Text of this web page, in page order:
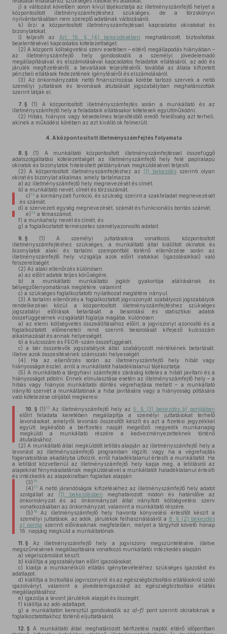
j) a változást követően soron kívül tájékoztatja az illetményszámfejtő helyet a
központosított illetményszámfejtéshez szükséges, de a törzskönyvi
nyilvántartásában nem szereplő adatának változásáról,
k) őrzi a központosított illetményszámfejtéssel kapcsolatos okiratokat és
bizonylatokat,
l) teljesíti az Art. 16. § (4) bekezdésében
meghatározott, biztosítottak
bejelentésével kapcsolatos kötelezettséget.
(2) A központi költségvetési szerv esetében – eltérő megállapodás hiányában –
az illetményszámfejtő hely gondoskodik a személyi jövedelemadó
megállapításával és elszámolásával kapcsolatos feladatok ellátásáról, az adó és
járulék megfizetéséről, a bevallások teljesítéséről, továbbá az általa kifizetett
pénzbeli ellátások fedezetének igényléséről és elszámolásáról.
(3) Az önkormányzatok nettó finanszírozása körébe tartozó szervek a nettó
személyi juttatások és levonások átutalását jogszabályban meghatározottak
szerint látják el.
7. § (1)
A központosított illetményszámfejtés során a munkáltató és az
illetményszámfejtő hely a feladataik ellátásakor kötelesek együttműködni.
(2) Hibás, hiányos vagy késedelmes teljesítésből eredő felelősség azt terheli,
akinek a működési körében az azt kiváltó ok felmerült.
4. A központosított illetményszámfejtés folyamata
8. § (1)
A munkáltató központosított illetményszámfejtéssel összefüggő
adatszolgáltatási kötelezettségét az illetményszámfejtő hely felé papíralapú
okiratok és bizonylatok hitelesített példányának megküldésével teljesíti.
(2) A központosított illetményszámfejtéshez az (1) bekezdés szerinti olyan
okirat és bizonylat alkalmas, amely tartalmazza
a) az illetményszámfejtő hely megnevezését és címét,
b) a munkáltató nevét, címét és törzsszámát,
c) 13a kormányzati funkció, és szükség szerint a szakfeladat megnevezését
és számát,
d) a szervezeti egység megnevezését, számát és funkcionális bontás számát,
e) 14a témaszámot,
f) a munkahely nevét és címét, és
g) a foglalkoztatott természetes személyazonosító adatait.
9. § (1) A személyi juttatásokra vonatkozó, központosított
illetményszámfejtéshez szükséges, a munkáltató által kiállított okiratok és
bizonylatok alaki és tartalmi szempontból történő ellenőrzése során az
illetményszámfejtő hely vizsgálja azok előírt iratokkal (igazolásokkal) való
felszereltségét.
(2) Az alaki ellenőrzés különösen
a) az előírt adatok teljes körűségére,
b) a munkáltató munkáltatói jogkör gyakorlója aláírásának és
bélyegzőlenyomatának meglétére, valamint
c) a szükséges foglalkoztatotti nyilatkozat meglétére irányul.
(3) A tartalmi ellenőrzés a foglalkoztatott jogviszonyát szabályozó jogszabályok
rendelkezései közül a központosított illetményszámfejtéshez szükséges
jogszabályi előírások betartását, a besorolási és statisztikai adatok
összefüggésének vizsgálatát foglalja magába, különösen
a) az elemi költségvetés összeállításához előírt, a jogviszonyt azonosító és a
foglalkoztatott előmeneteli rend szerinti besorolását kifejező kulcsszám
alkalmazását és annak helyességét,
b) a kulcsszám és FEOR-szám összefüggését,
c) a bér összetevők jogszabályok által szabályozott mértékének betartását,
illetve azok összesítésének számszaki helyességét.
(4) Ha az ellenőrzés során az illetményszámfejtő hely hibát vagy
hiányosságot észlel, arról a munkáltatót haladéktalanul tájékoztatja.
(5) A munkáltató a tárgyhavi számfejtés zárásáig köteles a hibát javítani és a
hiányosságot pótolni. Ennek elmulasztása esetén az illetményszámfejtő hely – a
hibás vagy hiányos munkáltatói döntés végrehajtása mellett – a munkáltató
irányító szervét a munkáltatónak a hiba javítására vagy a hiányosság pótlására
való kötelezése céljából megkeresi.
10. § (1) 15 Az illetményszámfejtő hely az5. § (3) bekezdésb) pontjában
előírt feladata keretében megállapítja a személyi juttatásokat terhelő
levonásokat, amelyről levonási összesítőt készít és azt a fizetési jegyzékkel
együtt legkésőbb a bérfizetés napját megelőző negyedik munkanapig
megküldi a munkáltató részére a kedvezményezetteknek történő
átutalásához.
(2) A munkáltató által megküldött letiltás alapján az illetményszámfejtő hely a
levonást az illetményszámfejtő programban rögzíti, vagy ha a végrehajtás
foganatosítása akadályba ütközik, erről haladéktalanul értesíti a munkáltatót. Ha
a letiltást közvetlenül az illetményszámfejtő hely kapja meg, a letiltásról az
alapokirat fénymásolatának megküldésével a munkáltatót haladéktalanul értesíti
és intézkedik az alapokiratban foglaltak alapján.
(3) 16
(4) 17A nettó járandóságok kifizetéséhez az illetményszámfejtő hely adatot
szolgáltat az (1) bekezdésben meghatározott módon és határidőre az
önkormányzat és az önkormányzat által irányított költségvetési szerv
vonatkozásában az önkormányzat, valamint a munkáltató részére.
(5) 18Az illetményszámfejtő hely havonta könyvelési értesítőt készít a
személyi juttatások, az adók, járulékok felhasználásáról a 8. § (2) bekezdés
e) pontja szerinti előírásoknak megfelelően, melyet a tárgyhót követő hónap
16. napjáig megküld a munkáltatónak.
11. § Az illetményszámfejtő hely a jogviszony megszüntetésére, illetve
megszűnésének megállapítására vonatkozó munkáltatói intézkedés alapján
a) végelszámolást készít,
b) kiállítja a jogszabályban előírt igazolásokat,
c) kiadja a munkanélküli ellátás igénybevételéhez szükséges igazolást és
adatlapot,
d) kiállítja a biztosítási jogviszonyról és az egészségbiztosítási ellátásokról szóló
igazolványt, valamint a jövedelemigazolást az egészségbiztosítási ellátás
megállapításához,
e) igazolja a levont járulékok alapját és összegét,
f) kiállítja az adó-adatlapot,
g) a munkáltatón keresztül gondoskodik az a)–f) pont szerinti okiratoknak a
foglalkoztatottakhoz történő eljuttatásáról.
12. § A munkáltató által meghatározott bérfizetési naptól eltérő időpontban